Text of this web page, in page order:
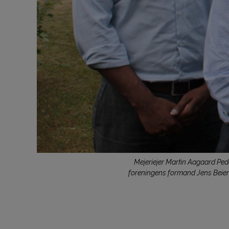
Mejeriejer Martin Aagaard
foreningens formand Jens